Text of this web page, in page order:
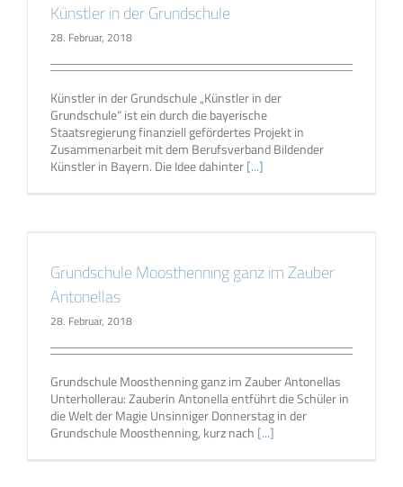
Künstler in der Grundschule
28. Februar, 2018
Künstler in der Grundschule „Künstler in der
Grundschule“ ist ein durch die bayerische
Staatsregierung finanziell gefördertes Projekt in
Zusammenarbeit mit dem Berufsverband Bildender
Künstler in Bayern. Die Idee dahinter[...]
Grundschule Moosthenning ganz im Zauber
Antonellas
28. Februar, 2018
Grundschule Moosthenning ganz im Zauber Antonellas
Unterhollerau: Zauberin Antonella entführt die Schüler in
die Welt der Magie Unsinniger Donnerstag in der
Grundschule Moosthenning, kurz nach [...]